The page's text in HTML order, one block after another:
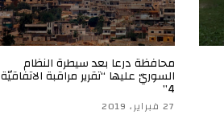
محافظة درعا بعد سيطرة النظام
السوريّ عليها “تقرير مراقبة الاتفاقيّة
4”
27 فبراير، 2019